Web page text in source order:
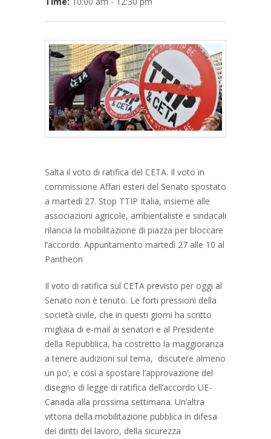
Salta il voto di ratifica del CETA. Il voto in
commissione Affari esteri del Senato spostato
a martedì 27. Stop TTIP Italia, insieme alle
associazioni agricole, ambientaliste e sindacali
rilancia la mobilitazione di piazza per bloccare
l’accordo. Appuntamento martedì 27 alle 10 al
Pantheon
Il voto di ratifica sul CETA previsto per oggi al
Senato non è tenuto. Le forti pressioni della
società civile, che in questi giorni ha scritto
migliaia di e-mail ai senatori e al Presidente
della Repubblica, ha costretto la maggioranza
a tenere audizioni sul tema, discutere almeno
un po’, e così a spostare l’approvazione del
disegno di legge di ratifica dell’accordo UE-
Canada alla prossima settimana. Un’altra
vittoria della mobilitazione pubblica in difesa
dei diritti del lavoro, della sicurezza